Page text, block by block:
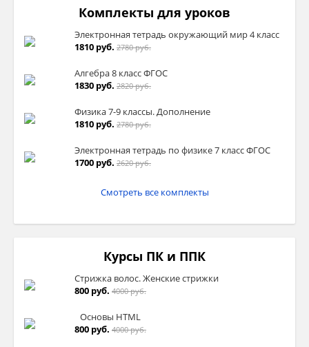
Комплекты для уроков
Электронная тетрадь окружающий мир 4 класс
1810 руб. 2780 руб.
Алгебра 8 класс ФГОС
1830 руб. 2820 руб.
Физика 7-9 классы. Дополнение
1810 руб. 2780 руб.
Электронная тетрадь по физике 7 класс ФГОС
1700 руб. 2620 руб.
Смотреть все комплекты
Курсы ПК и ППК
Стрижка волос. Женские стрижки
800 руб. 4000 руб.
Основы HTML
800 руб. 4000 руб.